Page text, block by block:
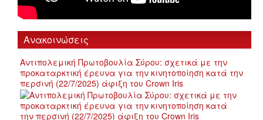
Ανακοινώσεις
Αντιπολεμική Πρωτοβουλία Σύρου: σχετικά με την
προκαταρκτική έρευνα για την κινητοποίηση κατά την
περσινή (22/7/2025) άφιξη του Crown Iris